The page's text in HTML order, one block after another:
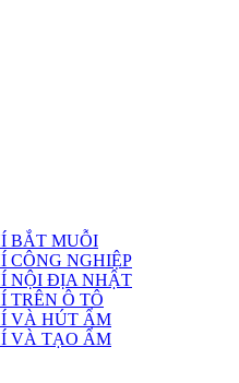
BẮT MUỖI
CÔNG NGHIỆP
NỘI ĐỊA NHẬT
TRÊN Ô TÔ
VÀ HÚT ẨM
VÀ TẠO ẨM